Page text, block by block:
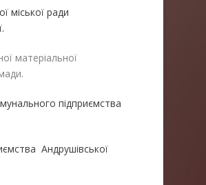
міської ради
матеріальної
підприємства
Андрушівської